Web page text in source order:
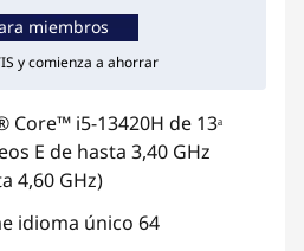
:-$459.565
miembros
y comienza a ahorrar
i5-13420H de 13ᵃ
E de hasta 3,40 GHz
4,60 GHz)
idioma único 64